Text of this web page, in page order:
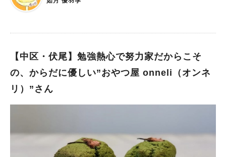
られます。 誕生日や特別なイベントの前に「レタンセルのケー
くるのです。 そして、期待を超えるおいしさに、いつも幸せな
セルは、 お店の作りから、洋菓子の見た目や味まで、何度も訪
れたくなる魅力がいっぱい。 この場所を目的地に、堺市駅を訪
【中区・伏尾】勉強熱心で努力家だからこそ
の、からだに優しい”おやつ屋 onneli（オンネ
リ）”さん